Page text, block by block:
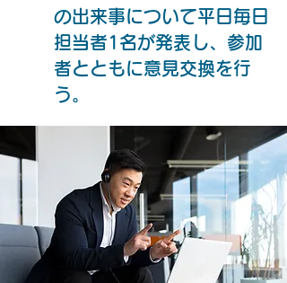
の出来事について平日毎日
担当者1名が発表し、参加
者とともに意見交換を行
う。